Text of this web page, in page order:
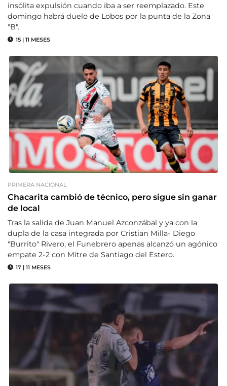
insólita expulsión cuando iba a ser reemplazado. Este
domingo habrá duelo de Lobos por la punta de la Zona
"B".
15 | 11 MESES
PRIMERA NACIONAL
Chacarita cambió de técnico, pero sigue sin ganar
de local
Tras la salida de Juan Manuel Azconzábal y ya con la
dupla de la casa integrada por Cristian Milla- Diego
"Burrito" Rivero, el Funebrero apenas alcanzó un agónico
empate 2-2 con Mitre de Santiago del Estero.
17 | 11 MESES